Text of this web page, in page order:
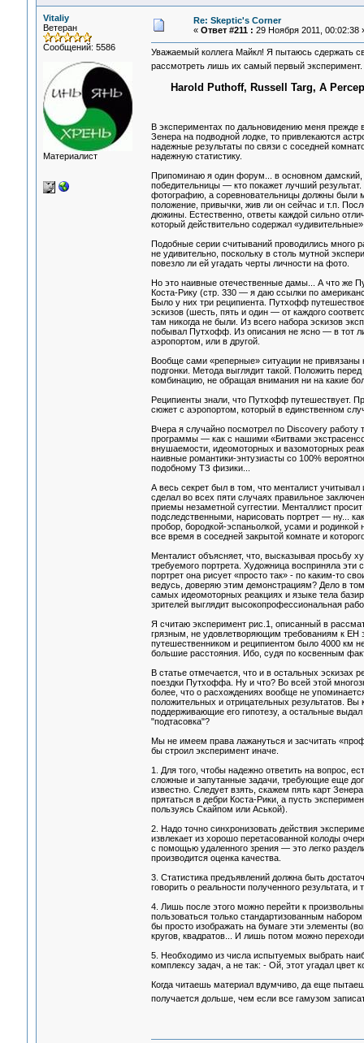
Vitaliy
Ветеран
Сообщений: 5586
Материалист
Re: Skeptic's Corner
« Ответ #211 : 29 Ноября 2011, 00:02:38
Уважаемый коллега Майкл! Я пытаюсь сдержать
рассмотреть лишь их самый первый эксперимент.
Harold Puthoff, Russell Targ, A
В экспериментах по дальновидению меня прежде
Зенера на подводной лодке, то привлекаются
надежные результаты по связи с соседней
надежную статистику.
Припоминаю я один форум... в основном дамский,
победительницы — кто покажет лучший
фотографию, а соревновательницы должны были
положение, привычки, жив ли он сейчас и т.п.
дюжины. Естественно, ответы каждой сильно
который действительно содержал
Подобные серии считываний проводились много
не удивительно, поскольку в столь мутной
повезло ли ей угадать черты личности на фото.
Но это наивные отечественные дамы... А что же
Коста-Рику (стр. 330 — я даю ссылки по
Было у них три реципиента. Путхофф
эскизов (шесть, пять и один — от каждого
там никогда не были. Из всего набора эскизов
побывал Путхофф. Из описания не ясно — в тот
аэропортом, или в другой.
Вообще сами «реперные» ситуации не привязаны
подгонки. Метода выглядит такой. Положить
комбинацию, не обращая внимания ни на какие
Реципиенты знали, что Путхофф путешествует.
сюжет с аэропортом, который в единственном
Вчера я случайно посмотрел по Discovery
программы — как с нашими «Битвами
внушаемости, идеомоторных и вазомоторных
наивные романтики-энтузиасты со 100%
подобному ТЗ физики...
А весь секрет был в том, что менталист
сделал во всех пяти случаях правильное
приемы незаметной суггестии. Менталлист
подследственными, нарисовать портрет — ну...
пробор, бородкой-эспаньолкой, усами и
все время в соседней закрытой комнате и
Менталист объясняет, что, высказывая просьбу
требуемого портрета. Художница восприняла эти
портрет она рисует «просто так» - по каким-то
ведусь, доверяю этим демонстрациям? Дело в
самых идеомоторных реакциях и языке тела
зрителей выглядит высокопрофессиональная
Я считаю эксперимент рис.1, описанный в
грязным, не удовлетворяющим требованиям к ЕН
путешественником и реципиентом было 4000 км
большие расстояния. Ибо, судя по косвенным
В статье отмечается, что и в остальных эскизах
поездки Путхоффа. Ну и что? Во всей этой
более, что о расхождениях вообще не
положительных и отрицательных результатов.
поддерживающие его гипотезу, а остальные
"подтасовка"?
Мы не имеем права лажануться и засчитать
бы строил эксперимент иначе.
1. Для того, чтобы надежно ответить на вопрос,
сложные и запутанные задачи, требующие еще
известно. Следует взять, скажем пять карт
прятаться в дебри Коста-Рики, а пусть
пользуясь Скайпом или Аськой).
2. Надо точно синхронизовать действия
извлекает из хорошо перетасованной колоды
с помощью удаленного зрения — это легко
производится оценка качества.
3. Статистика предъявлений должна быть
говорить о реальности полученного результата,
4. Лишь после этого можно перейти к
пользоваться только стандартизованным
бы просто изображать на бумаге эти элементы
кругов, квадратов... И лишь потом можно
5. Необходимо из числа испытуемых выбрать
комплексу задач, а не так: - Ой, этот угадал цвет
Когда читаешь материал вдумчиво, да еще
получается дольше, чем если все гамузом